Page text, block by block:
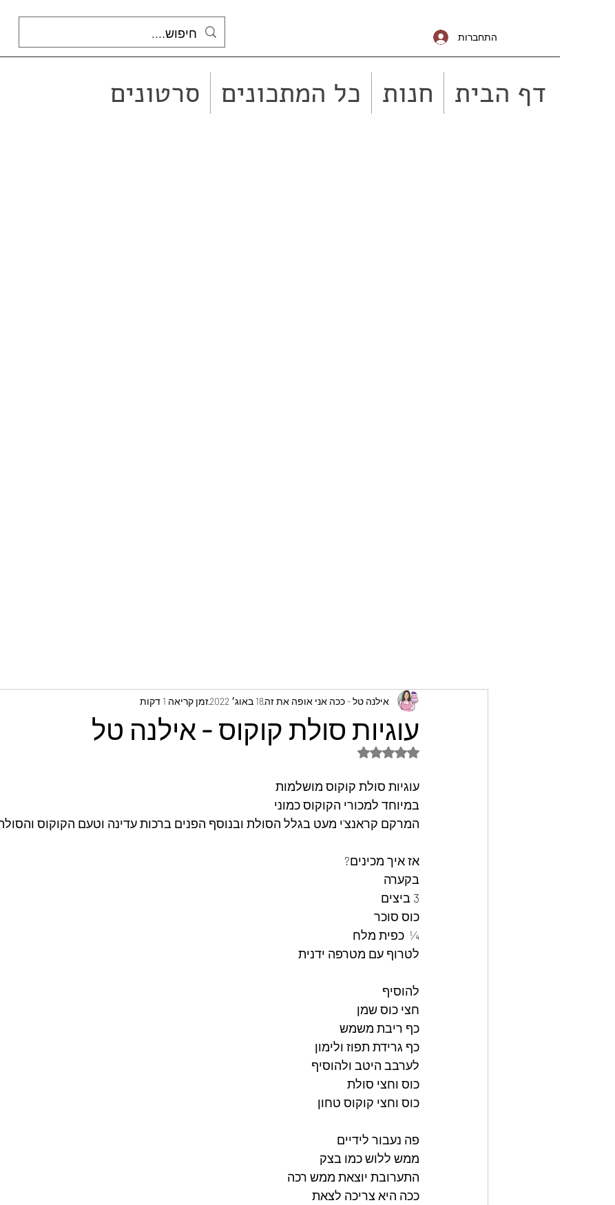
התחברות
דף הבית חנות כל המתכונים סרטונים
עוגיות סולת קוקוס - אילנה טל
אילנה טל - ככה אני אופה את זה18 באוג׳ 2022 זמן קריאה 1 דקות
דירוג של NaN מתוך 5 כוכבים
עוגיות סולת קוקוס מושלמות
במיוחד למכורי הקוקוס כמוני
המרקם קראנצ'י מעט בגלל הסולת ובנוסף הפנים ברכות עדינה וטעם הקוקוס
אז איך מכינים?
בקערה
3 ביצים
כוס סוכר
¼  כפית מלח
לטרוף עם מטרפה ידנית
להוסיף
חצי כוס שמן
כף ריבת משמש
כף גרידת תפוז ולימון
לערבב היטב ולהוסיף
כוס וחצי סולת
כוס וחצי קוקוס טחון
פה נעבור לידיים
ממש ללוש כמו בצק
התערובת יוצאת ממש רכה
ככה היא צריכה לצאת